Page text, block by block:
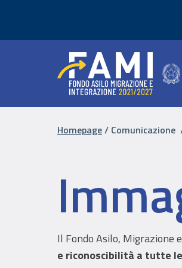
Briciole
Homepage Comunicazione
Il Fondo Asilo, Migrazione
e riconoscibilità a tutte